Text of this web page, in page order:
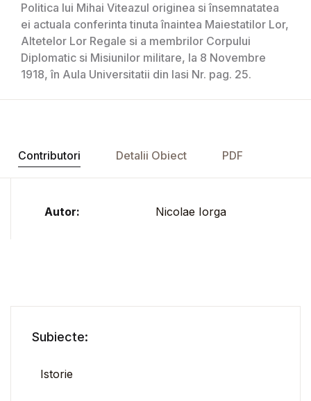
Politica lui Mihai Viteazul originea si însemnatatea
ei actuala conferinta tinuta înaintea Maiestatilor Lor,
Altetelor Lor Regale si a membrilor Corpului
Diplomatic si Misiunilor militare, la 8 Novembre
1918, în Aula Universitatii din Iasi Nr. pag. 25.
Contributori Detalii Obiect PDF
Autor: Nicolae Iorga
Subiecte:
Istorie